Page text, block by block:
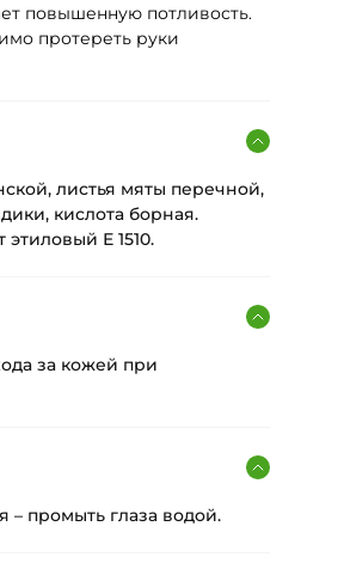
повышенную потливость.
протереть руки
листья мяты перечной,
кислота борная.
Е 1510.
за кожей при
– промыть глаза водой.